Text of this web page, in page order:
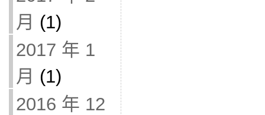
月 (1)
2017 年 1
月 (1)
2016 年 12